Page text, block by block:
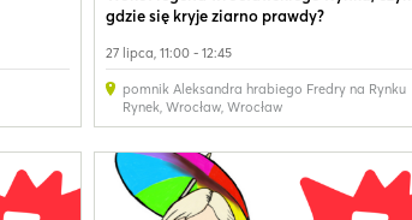
gdzie się kryje ziarno prawdy?
27 lipca, 11:00 - 12:45
pomnik Aleksandra hrabiego Fredry na Rynku
Rynek, Wrocław, Wrocław